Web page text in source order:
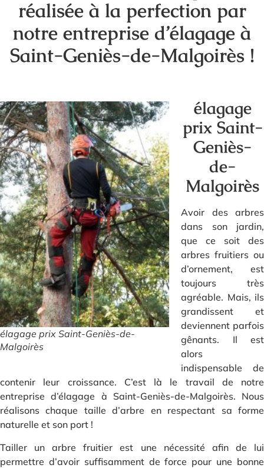
réalisée à la perfection par
notre entreprise d’élagage à
Saint-Geniès-de-Malgoirès !
élagage prix Saint-Geniès-de-
Malgoirès
élagage
prix Saint-
Geniès-
de-
Malgoirès
Avoir des arbres
dans son jardin,
que ce soit des
arbres fruitiers ou
d’ornement, est
toujours très
agréable. Mais, ils
grandissent et
deviennent parfois
gênants. Il est
alors
indispensable de
contenir leur croissance. C’est là le travail de notre
entreprise d’élagage à Saint-Geniès-de-Malgoirès. Nous
réalisons chaque taille d’arbre en respectant sa forme
naturelle et son port !
Tailler un arbre fruitier est une nécessité afin de lui
permettre d’avoir suffisamment de force pour une bonne